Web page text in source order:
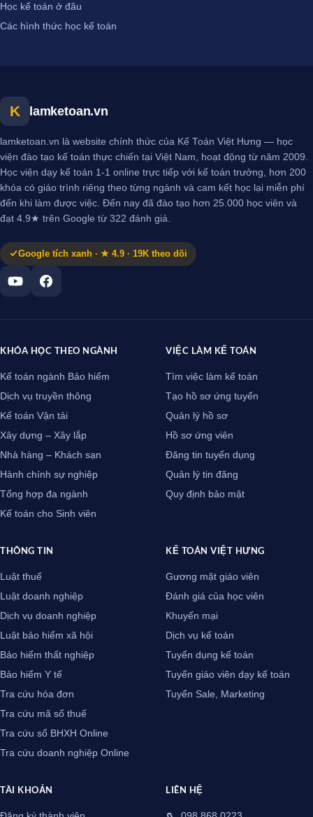
Học kế toán ở đâu
Các hình thức học kế toán
K lamketoan.vn
lamketoan.vn là website chính thức của Kế Toán Việt Hưng — học
viện đào tạo kế toán thực chiến tại Việt Nam, hoạt động từ năm 2009.
Học viện dạy kế toán 1-1 online trực tiếp với kế toán trưởng, hơn 200
khóa có giáo trình riêng theo từng ngành và cam kết học lại miễn phí
đến khi làm được việc. Đến nay đã đào tạo hơn 25.000 học viên và
đạt 4.9★ trên Google từ 322 đánh giá.
Google tích xanh · ★ 4.9 · 19K theo dõi
KHÓA HỌC THEO NGÀNH
Kế toán ngành Bảo hiểm
Dịch vụ truyền thông
Kế toán Vận tải
Xây dựng – Xây lắp
Nhà hàng – Khách sạn
Hành chính sự nghiệp
Tổng hợp đa ngành
Kế toán cho Sinh viên
VIỆC LÀM KẾ TOÁN
Tìm việc làm kế toán
Tạo hồ sơ ứng tuyển
Quản lý hồ sơ
Hồ sơ ứng viên
Đăng tin tuyển dụng
Quản lý tin đăng
Quy định bảo mật
THÔNG TIN
Luật thuế
Luật doanh nghiệp
Dịch vụ doanh nghiệp
Luật bảo hiểm xã hội
Bảo hiểm thất nghiệp
Bảo hiểm Y tế
Tra cứu hóa đơn
Tra cứu mã số thuế
Tra cứu sổ BHXH Online
Tra cứu doanh nghiệp Online
KẾ TOÁN VIỆT HƯNG
Gương mặt giáo viên
Đánh giá của học viên
Khuyến mại
Dịch vụ kế toán
Tuyển dụng kế toán
Tuyển giáo viên dạy kế toán
Tuyển Sale, Marketing
TÀI KHOẢN LIÊN HỆ